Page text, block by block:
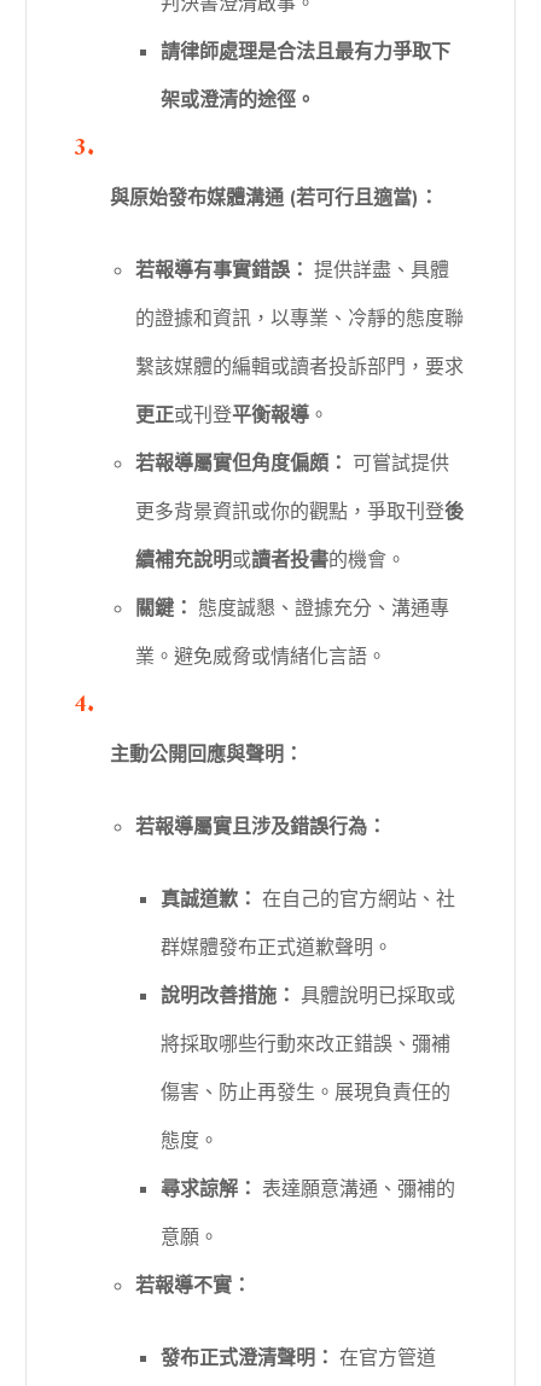
請律師處理是合法且最有力爭取下
架或澄清的途徑。
與原始發布媒體溝通 (若可行且適當)：
若報導有事實錯誤： 提供詳盡、具體
的證據和資訊，以專業、冷靜的態度聯
繫該媒體的編輯或讀者投訴部門，要求
更正或刊登平衡報導。
若報導屬實但角度偏頗： 可嘗試提供
更多背景資訊或你的觀點，爭取刊登後
續補充說明或讀者投書的機會。
關鍵： 態度誠懇、證據充分、溝通專
業。避免威脅或情緒化言語。
主動公開回應與聲明：
若報導屬實且涉及錯誤行為：
真誠道歉： 在自己的官方網站、社
群媒體發布正式道歉聲明。
說明改善措施： 具體說明已採取或
將採取哪些行動來改正錯誤、彌補
傷害、防止再發生。展現負責任的
態度。
尋求諒解： 表達願意溝通、彌補的
意願。
若報導不實：
發布正式澄清聲明： 在官方管道